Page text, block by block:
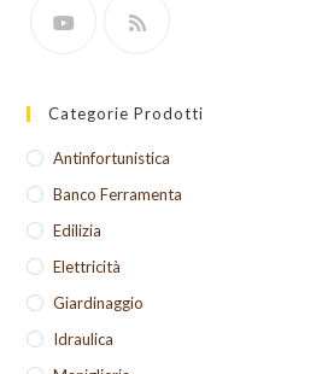
Categorie Prodotti
Antinfortunistica
Banco Ferramenta
Edilizia
Elettricità
Giardinaggio
Idraulica